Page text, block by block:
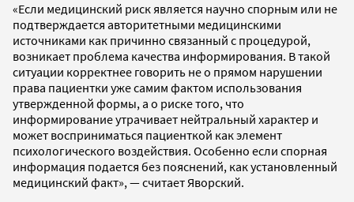
«Если медицинский риск является научно спорным или не
подтверждается авторитетными медицинскими
источниками как причинно связанный с процедурой,
возникает проблема качества информирования. В такой
ситуации корректнее говорить не о прямом нарушении
права пациентки уже самим фактом использования
утвержденной формы, а о риске того, что
информирование утрачивает нейтральный характер и
может восприниматься пациенткой как элемент
психологического воздействия. Особенно если спорная
информация подается без пояснений, как установленный
медицинский факт», — считает Яворский.